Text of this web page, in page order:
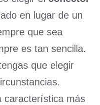
en lugar de un
que sea
es tan sencilla.
que elegir
característica más